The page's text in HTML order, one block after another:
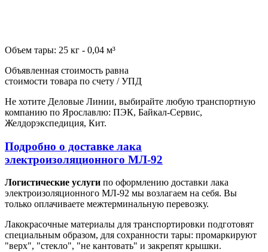
Объем тары: 25 кг - 0,04 м³
Объявленная стоимость равна
стоимости товара по счету / УПД
Не хотите Деловые Линии, выбирайте любую транспортную
компанию по Ярославлю: ПЭК, Байкал-Сервис,
Желдорэкспедиция, Кит.
Подробно о доставке лака
электроизоляционного МЛ-92
Логистические услуги по оформлению доставки лака
электроизоляционного МЛ-92 мы возлагаем на себя. Вы
только оплачиваете межтерминальную перевозку.
Лакокрасочные материалы для транспортировки подготовят
специальным образом, для сохранности тары: промаркируют
"верх", "стекло", "не кантовать" и закрепят крышки.